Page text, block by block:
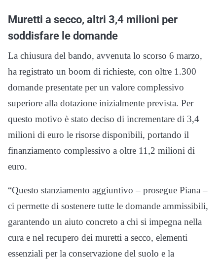
Muretti a secco, altri 3,4 milioni per
soddisfare le domande
La chiusura del bando, avvenuta lo scorso 6 marzo,
ha registrato un boom di richieste, con oltre 1.300
domande presentate per un valore complessivo
superiore alla dotazione inizialmente prevista. Per
questo motivo è stato deciso di incrementare di 3,4
milioni di euro le risorse disponibili, portando il
finanziamento complessivo a oltre 11,2 milioni di
euro.
“Questo stanziamento aggiuntivo – prosegue Piana –
ci permette di sostenere tutte le domande ammissibili,
garantendo un aiuto concreto a chi si impegna nella
cura e nel recupero dei muretti a secco, elementi
essenziali per la conservazione del suolo e la